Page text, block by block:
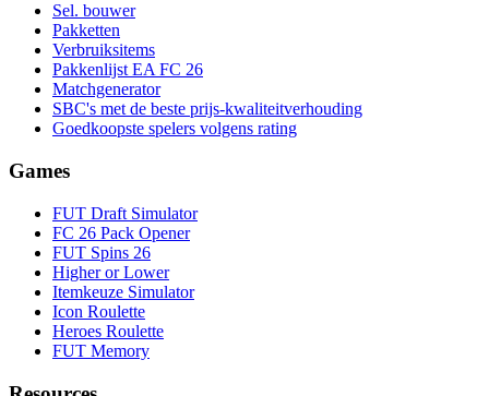
Sel. bouwer
Pakketten
Verbruiksitems
Pakkenlijst EA FC 26
Matchgenerator
SBC's met de beste prijs-kwaliteitverhouding
Goedkoopste spelers volgens rating
Games
FUT Draft Simulator
FC 26 Pack Opener
FUT Spins 26
Higher or Lower
Itemkeuze Simulator
Icon Roulette
Heroes Roulette
FUT Memory